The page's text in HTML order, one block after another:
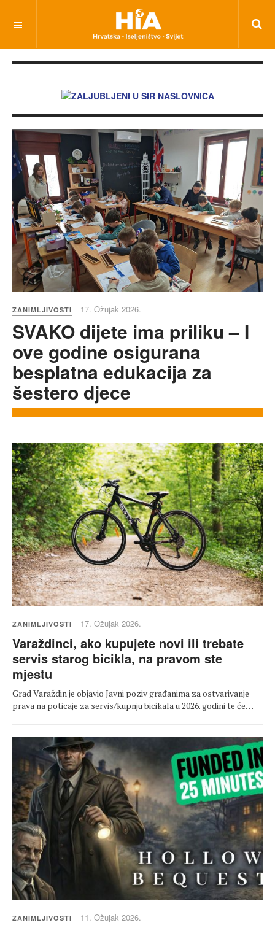
ZANIMLJIVOSTI 17. Ožujak 2026.
SVAKO dijete ima priliku – I
ove godine osigurana
besplatna edukacija za
šestero djece
ZANIMLJIVOSTI 17. Ožujak 2026.
Varaždinci, ako kupujete novi ili trebate
servis starog bicikla, na pravom ste
mjestu
Grad Varaždin je objavio Javni poziv građanima za ostvarivanje
prava na poticaje za servis/kupnju bicikala u 2026. godini te će…
ZANIMLJIVOSTI 11. Ožujak 2026.